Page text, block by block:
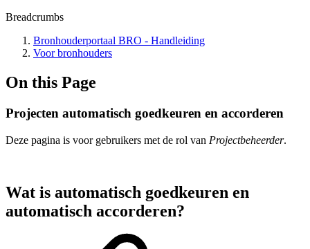
Breadcrumbs
Bronhouderportaal BRO - Handleiding
Voor bronhouders
On this Page
Projecten automatisch goedkeuren en accorderen
Deze pagina is voor gebruikers met de rol van Projectbeheerder.
Wat is automatisch goedkeuren en
automatisch accorderen?